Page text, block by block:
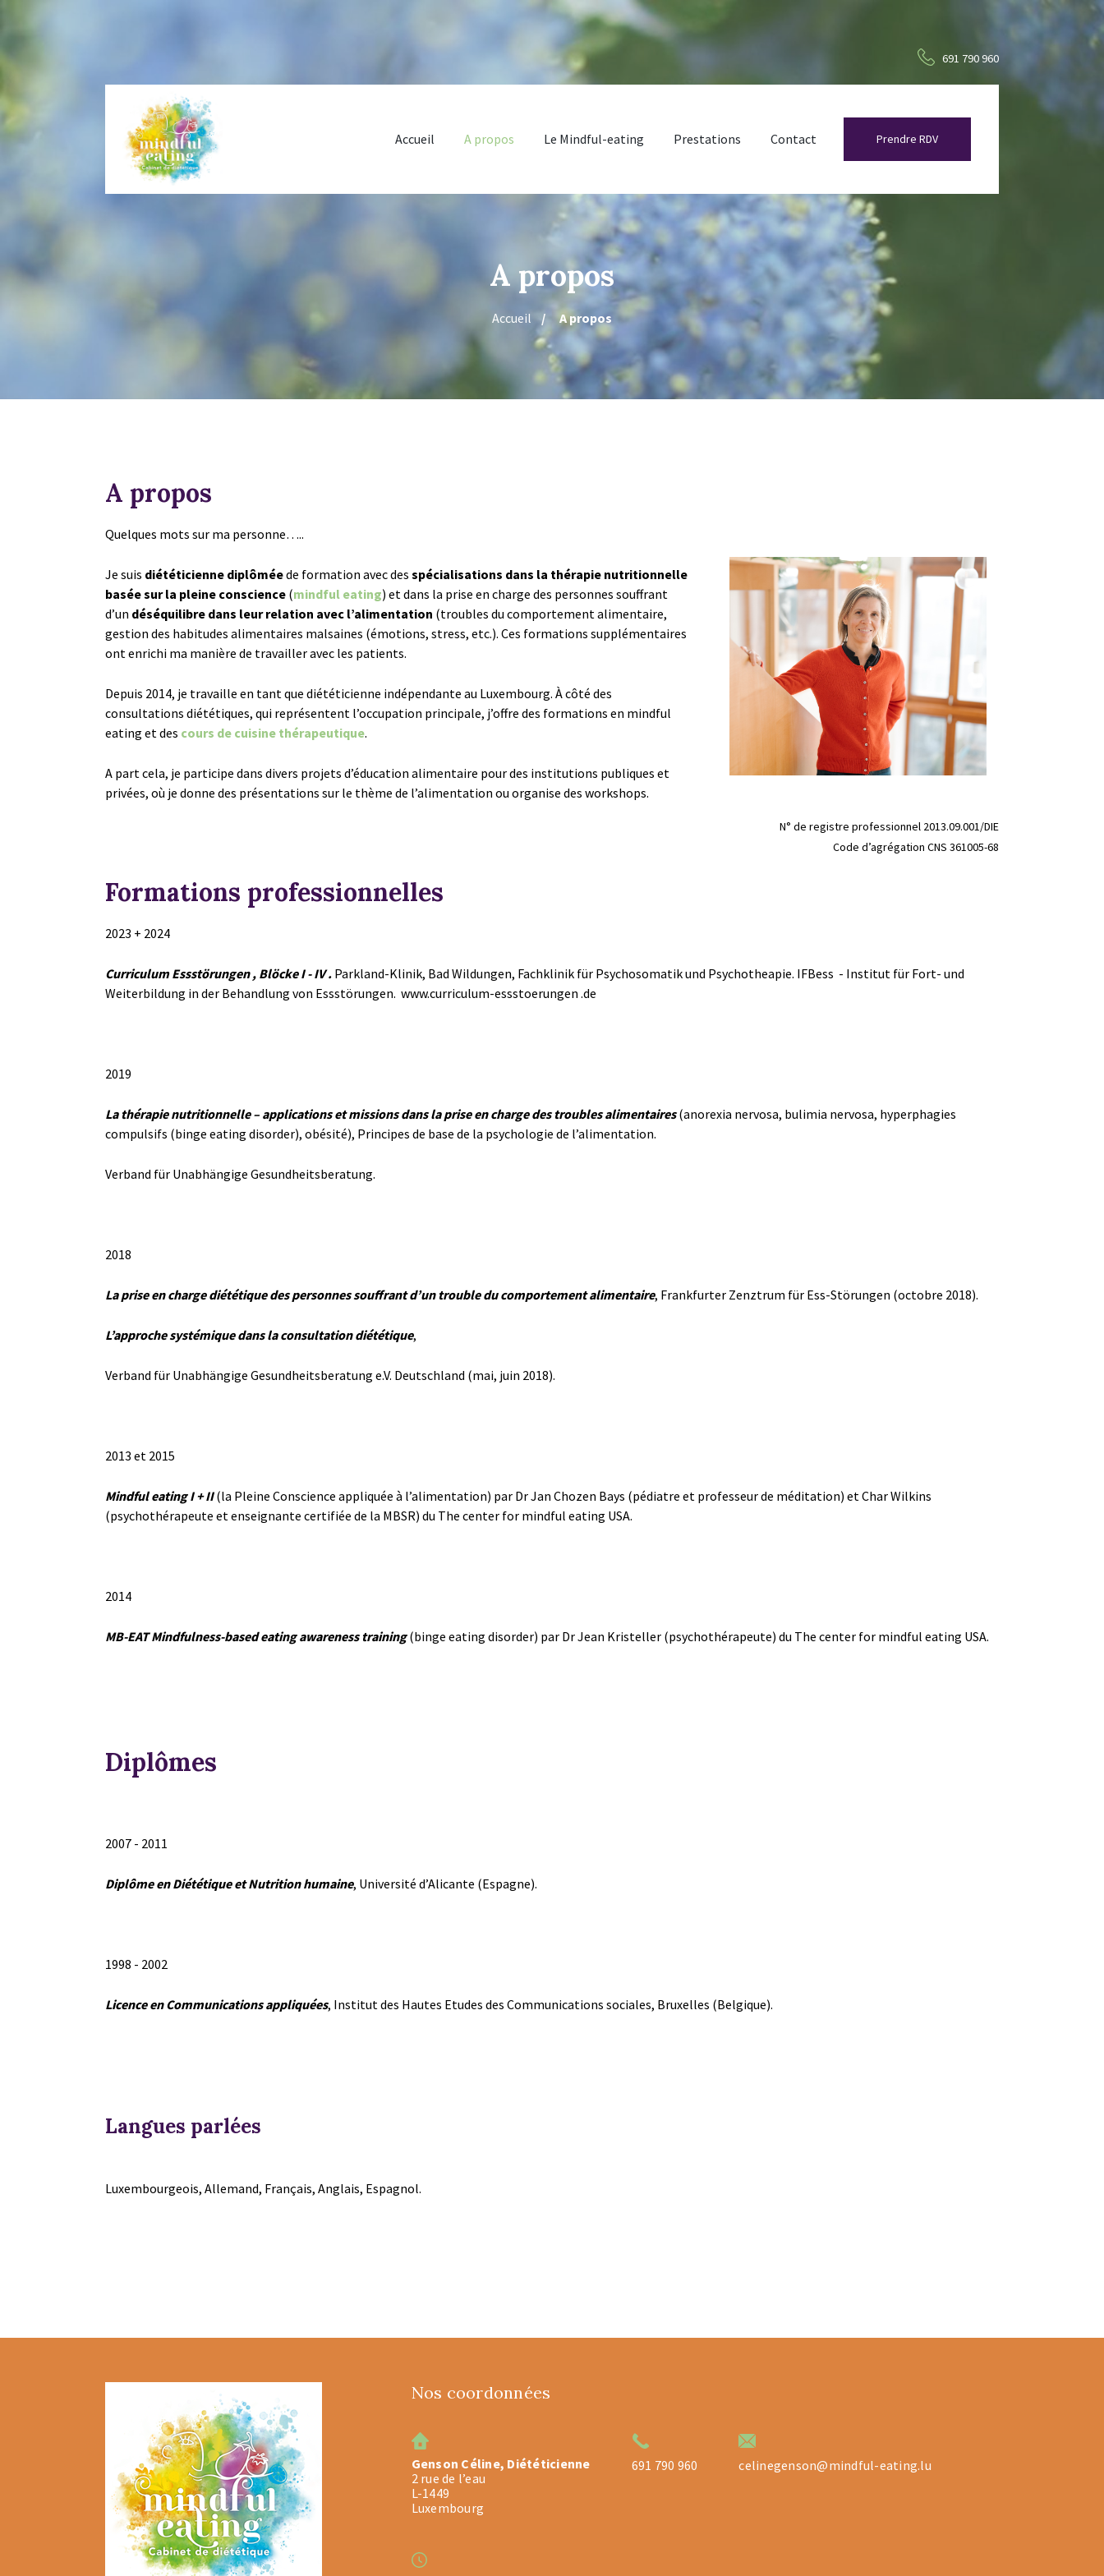
691 790 960
Accueil A propos Le Mindful-eating Prestations Contact Prendre RDV
A propos
Accueil A propos
A propos
Quelques mots sur ma personne…..
Je suis diététicienne diplôméede formation avec des spécialisations dans la thérapie nutritionnelle
basée sur la pleine conscience (mindful eating) et dans la prise en charge des personnes souffrant
d’un déséquilibre dans leur relation avec l’alimentation (troubles du comportement alimentaire,
gestion des habitudes alimentaires malsaines (émotions, stress, etc.). Ces formations supplémentaires
ont enrichi ma manière de travailler avec les patients.
Depuis 2014, je travaille en tant que diététicienne indépendante au Luxembourg. À côté des
consultations diététiques, qui représentent l’occupation principale, j’offre des formations en mindful
eating et des cours de cuisine thérapeutique.
A part cela, je participe dans divers projets d’éducation alimentaire pour des institutions publiques et
privées, où je donne des présentations sur le thème de l’alimentation ou organise des workshops.
​​​​​​​N° de registre professionnel 2013.09.001/DIE
Code d’agrégation CNS 361005-68
Formations professionnelles
2023 + 2024
Curriculum Essstörungen, Blöcke I - IV . Parkland-Klinik, Bad Wildungen, Fachklinik für Psychosomatik und Psychotheapie. IFBess - Institut für Fort- und
Weiterbildung in der Behandlung von Essstörungen. www.curriculum-essstoerungen .de
2019
La thérapie nutritionnelle – applications et missions dans la prise en charge des troubles alimentaires(anorexia nervosa, bulimia nervosa, hyperphagies
compulsifs (binge eating disorder), obésité), Principes de base de la psychologie de l’alimentation.
Verband für Unabhängige Gesundheitsberatung.
2018
La prise en charge diététique des personnes souffrant d’un trouble du comportement alimentaire, Frankfurter Zenztrum für Ess-Störungen (octobre 2018).
L’approche systémique dans la consultation diététique,
Verband für Unabhängige Gesundheitsberatung e.V. Deutschland (mai, juin 2018).
2013 et 2015
Mindful eating I + II(la Pleine Conscience appliquée à l’alimentation) par Dr Jan Chozen Bays (pédiatre et professeur de méditation) et Char Wilkins
(psychothérapeute et enseignante certifiée de la MBSR) du The center for mindful eating USA.
2014
MB-EAT Mindfulness-based eating awareness training(binge eating disorder) par Dr Jean Kristeller (psychothérapeute) du The center for mindful eating USA.
Diplômes
2007 - 2011
Diplôme en Diététique et Nutrition humaine, Université d’Alicante (Espagne).
1998 - 2002
Licence en Communications appliquées, Institut des Hautes Etudes des Communications sociales, Bruxelles (Belgique).
Langues parlées
Luxembourgeois, Allemand, Français, Anglais, Espagnol.
Nos coordonnées
Genson Céline, Diététicienne
2 rue de l’eau
L-1449
Luxembourg
691 790 960 celinegenson@mindful-eating.lu